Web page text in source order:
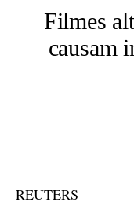
Filmes
causam
REUTERS